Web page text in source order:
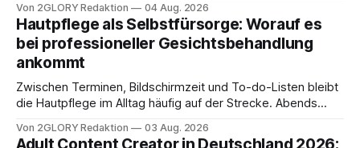
besitzt, loggt sich heute über das Vodafone E-Mail & Cloud
Portal ein. Der klassische Arcor Login über mail.
Von 2GLORY Redaktion 04 Aug. 2026
Hautpflege als Selbstfürsorge: Worauf es
bei professioneller Gesichtsbehandlung
ankommt
Zwischen Terminen, Bildschirmzeit und To-do-Listen bleibt
die Hautpflege im Alltag häufig auf der Strecke. Abends
Drogerie – mehr ist zeitlich oft nicht drin. Dabei reagiert die
Von 2GLORY Redaktion 03 Aug. 2026
Adult Content Creator in Deutschland 2026: